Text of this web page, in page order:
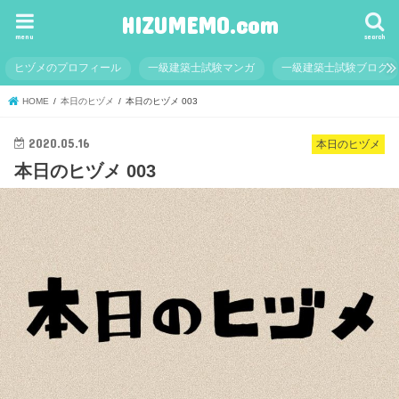
HIZUMEMO.com search
menu
ヒヅメのプロフィール 一級建築士試験マンガ 一級建築士試験ブログ
HOME 本日のヒヅメ 本日のヒヅメ 003
本日のヒヅメ
2020.05.16
本日のヒヅメ 003